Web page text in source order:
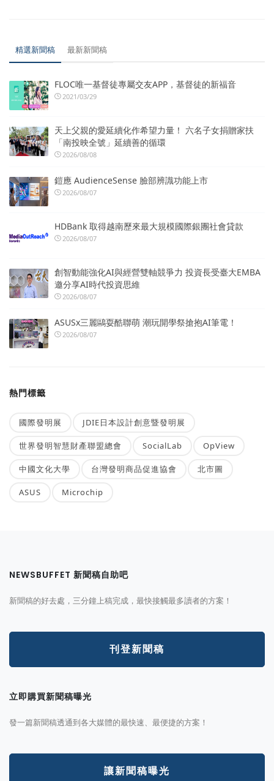
精選新聞稿 最新新聞稿
FLOC唯一基督徒專屬交友APP，基督徒的新福音
2021/03/29
天上父親的愛延續化作希望力量！ 六名子女捐贈家扶
「南投映全號」延續善的循環
2026/08/08
鎧應 AudienceSense 臉部辨識功能上市
2026/08/07
HDBank 取得越南歷來最大規模國際銀團社會貸款
2026/08/07
創智動能強化AI與經營雙軸競爭力 投資長受臺大EMBA
邀分享AI時代投資思維
2026/08/07
ASUSx三麗鷗耍酷聯萌 潮玩開學祭搶抱AI筆電！
2026/08/07
熱門標籤
國際發明展 JDIE日本設計創意暨發明展
世界發明智慧財產聯盟總會 SocialLab OpView
中國文化大學 台灣發明商品促進協會 北市圖
ASUS Microchip
NEWSBUFFET 新聞稿自助吧
新聞稿的好去處，三分鐘上稿完成，最快接觸最多讀者的方案！
刊登新聞稿
立即購買新聞稿曝光
發一篇新聞稿透通到各大媒體的最快速、最便捷的方案！
讓新聞稿曝光